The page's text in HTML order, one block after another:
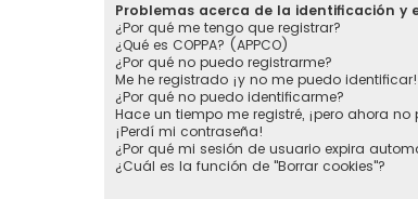
Problemas acerca de la identificación y
¿Por qué me tengo que registrar?
¿Qué es COPPA? (APPCO)
¿Por qué no puedo registrarme?
Me he registrado ¡y no me puedo identificar!
¿Por qué no puedo identificarme?
Hace un tiempo me registré, ¡pero ahora
¡Perdí mi contraseña!
¿Por qué mi sesión de usuario expira
¿Cuál es la función de "Borrar cookies"?